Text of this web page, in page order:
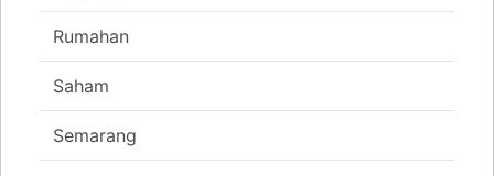
Rumahan
Saham
Semarang